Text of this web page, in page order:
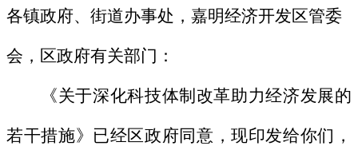
各镇政府、街道办事处，嘉明经济开发区管委
会，区政府有关部门：
《关于深化科技体制改革助力经济发展的
若干措施》已经区政府同意，现印发给你们，